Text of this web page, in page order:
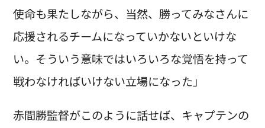
使命も果たしながら、当然、勝ってみなさんに
応援されるチームになっていかないといけな
い。そういう意味ではいろいろな覚悟を持って
戦わなければいけない立場になった」
赤間勝監督がこのように話せば、キャプテンの